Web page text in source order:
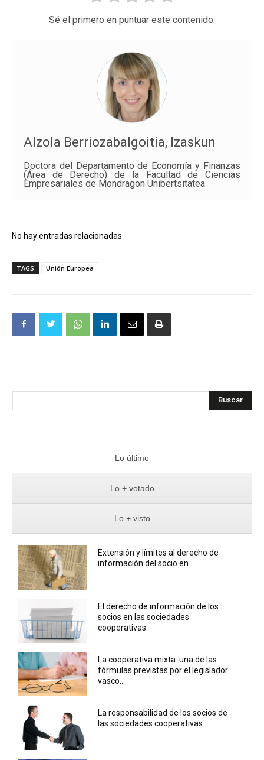
Sé el primero en puntuar este contenido.
Alzola Berriozabalgoitia, Izaskun
Doctora del Departamento de Economía y Finanzas
(Área de Derecho) de la Facultad de Ciencias
Empresariales de Mondragon Unibertsitatea
No hay entradas relacionadas
TAGS Unión Europea
Buscar
Lo último
Lo + votado
Lo + visto
Extensión y límites al derecho de
información del socio en...
El derecho de información de los
socios en las sociedades
cooperativas
La cooperativa mixta: una de las
fórmulas previstas por el legislador
vasco...
La responsabilidad de los socios de
las sociedades cooperativas